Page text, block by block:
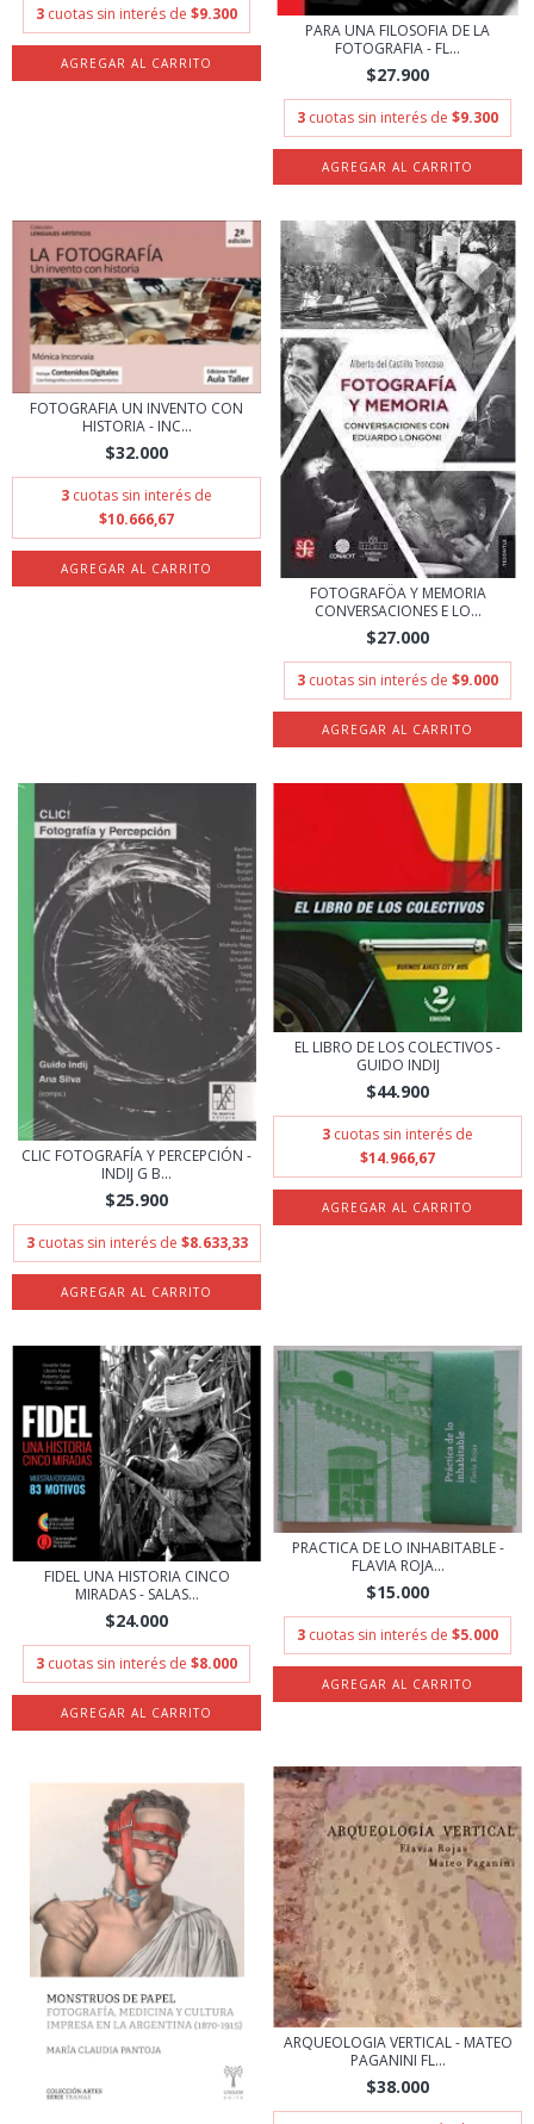
3 cuotas sin interés de $9.300
PARA UNA FILOSOFIA DE LA
FOTOGRAFIA - FL...
$27.900
3 cuotas sin interés de $9.300
FOTOGRAFIA UN INVENTO CON
HISTORIA - INC...
$32.000
3 cuotas sin interés de
$10.666,67
FOTOGRAFÖA Y MEMORIA
CONVERSACIONES E LO...
$27.000
3 cuotas sin interés de $9.000
CLIC FOTOGRAFÍA Y PERCEPCIÓN -
INDIJ G B...
$25.900
3 cuotas sin interés de $8.633,33
EL LIBRO DE LOS COLECTIVOS -
GUIDO INDIJ
$44.900
3 cuotas sin interés de
$14.966,67
FIDEL UNA HISTORIA CINCO
MIRADAS - SALAS...
$24.000
3 cuotas sin interés de $8.000
PRACTICA DE LO INHABITABLE -
FLAVIA ROJA...
$15.000
3 cuotas sin interés de $5.000
ARQUEOLOGIA VERTICAL - MATEO
PAGANINI FL...
$38.000